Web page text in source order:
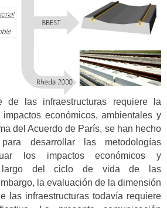
de las infraestructuras requiere la
económicos, ambientales y
del Acuerdo de París, se han hecho
desarrollar las metodologías
los impactos económicos y
largo del ciclo de vida de las
la evaluación de la dimensión
las infraestructuras todavía requiere